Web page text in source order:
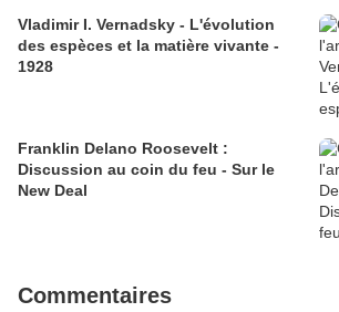
Vladimir I. Vernadsky - L'évolution
des espèces et la matière vivante -
1928
Franklin Delano Roosevelt :
Discussion au coin du feu - Sur le
New Deal
Commentaires